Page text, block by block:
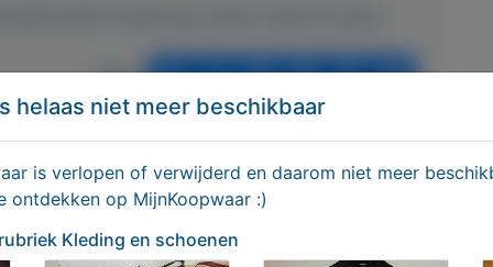
Delen
Kleding en schoenen
helaas niet meer beschikbaar
is verlopen of verwijderd en daarom niet meer
ontdekken op MijnKoopwaar :)
Kleding en schoenen